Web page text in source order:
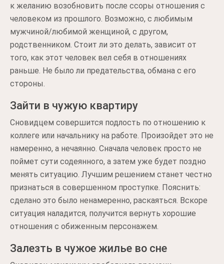
к желанию возобновить после ссоры отношения с
человеком из прошлого. Возможно, с любимым
мужчиной/любимой женщиной, с другом,
родственником. Стоит ли это делать, зависит от
того, как этот человек вел себя в отношениях
раньше. Не было ли предательства, обмана с его
стороны.
Зайти в чужую квартиру
Сновидцем совершится подлость по отношению к
коллеге или начальнику на работе. Произойдет это не
намеренно, а нечаянно. Сначала человек просто не
поймет сути содеянного, а затем уже будет поздно
менять ситуацию. Лучшим решением станет честно
признаться в совершенном проступке. Пояснить:
сделано это было ненамеренно, раскаяться. Вскоре
ситуация наладится, получится вернуть хорошие
отношения с обиженным персонажем.
Залезть в чужое жилье во сне